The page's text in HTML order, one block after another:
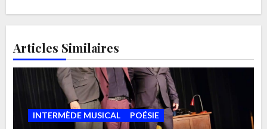
Articles Similaires
INTERMÈDE MUSICAL POÉSIE